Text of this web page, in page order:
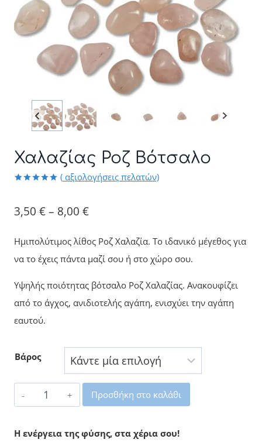
Χαλαζίας Ροζ Βότσαλο
από 5 με
βάση
( αξιολογήσεις πελατών)
3,50 € – 8,00 €Price
3,50 €
8,00 €
Ημιπολύτιμος λίθος Ροζ Χαλαζία. Το ιδανικό μέγεθος για
να το έχεις πάντα μαζί σου ή στο χώρο σου.
Υψηλής ποιότητας βότσαλο Ροζ Χαλαζίας. Ανακουφίζει
από το άγχος, ανιδιοτελής αγάπη, ενισχύει την αγάπη
εαυτού.
Βάρος
Χαλαζίας
Ροζ
Βότσαλο
Προσθήκη στο καλάθι
Η ενέργεια της φύσης, στα χέρια σου!